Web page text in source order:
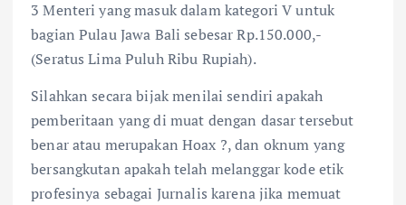
3 Menteri yang masuk dalam kategori V untuk
bagian Pulau Jawa Bali sebesar Rp.150.000,-
(Seratus Lima Puluh Ribu Rupiah).
Silahkan secara bijak menilai sendiri apakah
pemberitaan yang di muat dengan dasar tersebut
benar atau merupakan Hoax ?, dan oknum yang
bersangkutan apakah telah melanggar kode etik
profesinya sebagai Jurnalis karena jika memuat